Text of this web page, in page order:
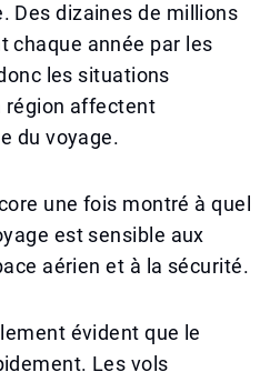
Des dizaines de millions
chaque année par les
les situations
région affectent
du voyage.
une fois montré à quel
est sensible aux
aérien et à la sécurité.
évident que le
Les vols